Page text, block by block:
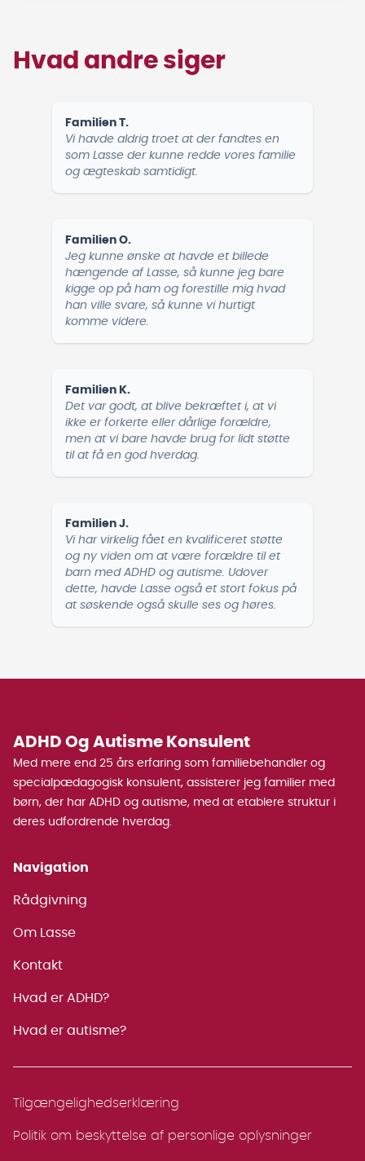
Hvad andre siger
Familien T.
Vi havde aldrig troet at der fandtes en
som Lasse der kunne redde vores familie
og ægteskab samtidigt.
Familien O.
Jeg kunne ønske at havde et billede
hængende af Lasse, så kunne jeg bare
kigge op på ham og forestille mig hvad
han ville svare, så kunne vi hurtigt
komme videre.
Familien K.
Det var godt, at blive bekræftet i, at vi
ikke er forkerte eller dårlige forældre,
men at vi bare havde brug for lidt støtte
til at få en god hverdag.
Familien J.
Vi har virkelig fået en kvalificeret støtte
og ny viden om at være forældre til et
barn med ADHD og autisme. Udover
dette, havde Lasse også et stort fokus på
at søskende også skulle ses og høres.
ADHD Og Autisme Konsulent
Med mere end 25 års erfaring som familiebehandler og
specialpædagogisk konsulent, assisterer jeg familier med
børn, der har ADHD og autisme, med at etablere struktur i
deres udfordrende hverdag.
Navigation
Rådgivning
Om Lasse
Kontakt
Hvad er ADHD?
Hvad er autisme?
Tilgængelighedserklæring
Politik om beskyttelse af personlige oplysninger